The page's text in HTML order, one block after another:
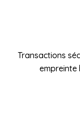
Transactions
empreinte